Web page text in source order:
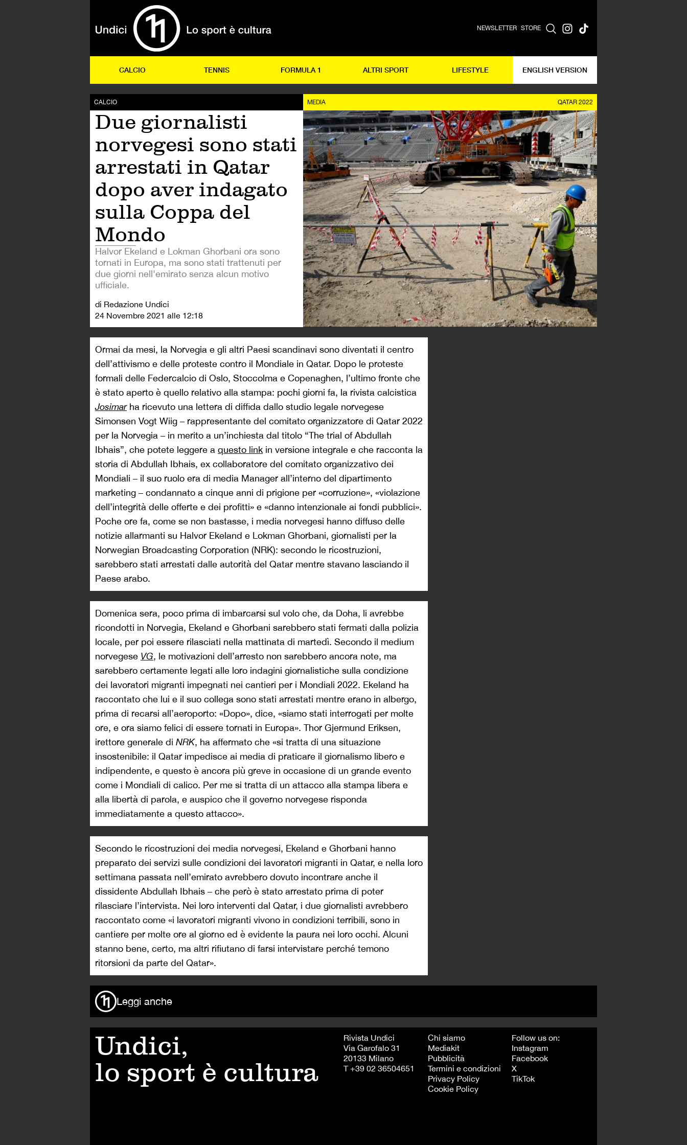
NEWSLETTER STORE
CALCIO TENNIS FORMULA 1 ALTRI SPORT LIFESTYLE ENGLISH VERSION
CALCIO
Due giornalisti
norvegesi sono stati
arrestati in Qatar
dopo aver indagato
sulla Coppa del
Mondo
Halvor Ekeland e Lokman Ghorbani ora sono
tornati in Europa, ma sono stati trattenuti per
due giorni nell'emirato senza alcun motivo
ufficiale.
di Redazione Undici
24 Novembre 2021 alle 12:18
MEDIA QATAR 2022
Ormai da mesi, la Norvegia e gli altri Paesi scandinavi sono diventati il centro
dell’attivismo e delle proteste contro il Mondiale in Qatar. Dopo le proteste
formali delle Federcalcio di Oslo, Stoccolma e Copenaghen, l’ultimo fronte che
è stato aperto è quello relativo alla stampa: pochi giorni fa, la rivista calcistica
Josimarha ricevuto una lettera di diffida dallo studio legale norvegese
Simonsen Vogt Wiig – rappresentante del comitato organizzatore di Qatar 2022
per la Norvegia – in merito a un’inchiesta dal titolo “The trial of Abdullah
Ibhais”, che potete leggere a questo link in versione integrale e che racconta la
storia di Abdullah Ibhais, ex collaboratore del comitato organizzativo dei
Mondiali – il suo ruolo era di media Manager all’interno del dipartimento
marketing – condannato a cinque anni di prigione per «corruzione», «violazione
dell’integrità delle offerte e dei profitti» e «danno intenzionale ai fondi pubblici».
Poche ore fa, come se non bastasse, i media norvegesi hanno diffuso delle
notizie allarmanti su Halvor Ekeland e Lokman Ghorbani, giornalisti per la
Norwegian Broadcasting Corporation (NRK): secondo le ricostruzioni,
sarebbero stati arrestati dalle autorità del Qatar mentre stavano lasciando il
Paese arabo.
Domenica sera, poco prima di imbarcarsi sul volo che, da Doha, li avrebbe
ricondotti in Norvegia, Ekeland e Ghorbani sarebbero stati fermati dalla polizia
locale, per poi essere rilasciati nella mattinata di martedì. Secondo il medium
norvegese VG, le motivazioni dell’arresto non sarebbero ancora note, ma
sarebbero certamente legati alle loro indagini giornalistiche sulla condizione
dei lavoratori migranti impegnati nei cantieri per i Mondiali 2022. Ekeland ha
raccontato che lui e il suo collega sono stati arrestati mentre erano in albergo,
prima di recarsi all’aeroporto: «Dopo», dice, «siamo stati interrogati per molte
ore, e ora siamo felici di essere tornati in Europa». Thor Gjermund Eriksen,
irettore generale di NRK, ha affermato che «si tratta di una situazione
insostenibile: il Qatar impedisce ai media di praticare il giornalismo libero e
indipendente, e questo è ancora più greve in occasione di un grande evento
come i Mondiali di calico. Per me si tratta di un attacco alla stampa libera e
alla libertà di parola, e auspico che il governo norvegese risponda
immediatamente a questo attacco».
Secondo le ricostruzioni dei media norvegesi, Ekeland e Ghorbani hanno
preparato dei servizi sulle condizioni dei lavoratori migranti in Qatar, e nella loro
settimana passata nell’emirato avrebbero dovuto incontrare anche il
dissidente Abdullah Ibhais – che però è stato arrestato prima di poter
rilasciare l’intervista. Nei loro interventi dal Qatar, i due giornalisti avrebbero
raccontato come «i lavoratori migranti vivono in condizioni terribili, sono in
cantiere per molte ore al giorno ed è evidente la paura nei loro occhi. Alcuni
stanno bene, certo, ma altri rifiutano di farsi intervistare perché temono
ritorsioni da parte del Qatar».
Leggi anche
Undici,
lo sport è cultura
Rivista Undici
Via Garofalo 31
20133 Milano
T +39 02 36504651
Chi siamo
Mediakit
Pubblicità
Termini e condizioni
Privacy Policy
Cookie Policy
Follow us on:
Instagram
Facebook
X
TikTok